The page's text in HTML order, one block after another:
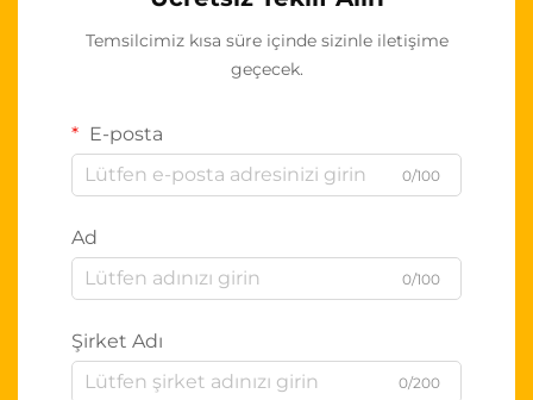
Temsilcimiz kısa süre içinde sizinle iletişime
geçecek.
E-posta
0/100
Ad
0/100
Şirket Adı
0/200